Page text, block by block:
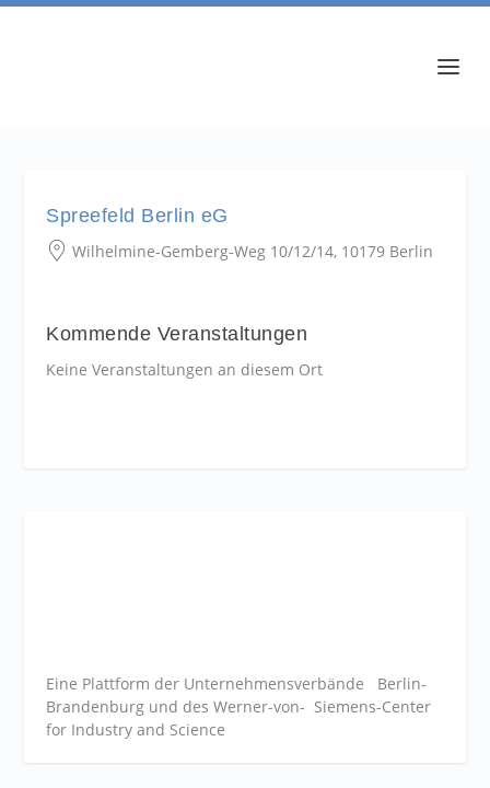
Spreefeld Berlin eG
Wilhelmine-Gemberg-Weg 10/12/14, 10179 Berlin
Kommende Veranstaltungen
Keine Veranstaltungen an diesem Ort
Eine Plattform der Unternehmensverbände Berlin-
Brandenburg und des Werner-von- Siemens-Center
for Industry and Science